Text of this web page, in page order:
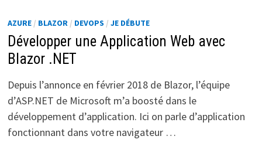
AVEC
?
AZURE/ BLAZOR/ DEVOPS / JE DÉBUTE
Développer une Application Web avec
Blazor .NET
Depuis l’annonce en février 2018 de Blazor, l’équipe
d’ASP.NET de Microsoft m’a boosté dans le
développement d’application. Ici on parle d’application
fonctionnant dans votre navigateur …